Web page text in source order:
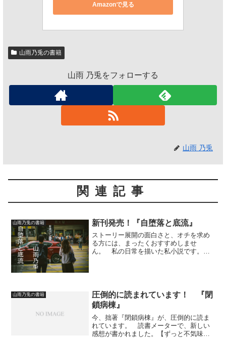
Amazonで見る
山雨乃兎の書籍
山雨 乃兎をフォローする
山雨 乃兎
関連記事
山雨乃兎の書籍 新刊発売！『自堕落と底流』
ストーリー展開の面白さと、オチを求め
る方には、まったくおすすめしませ
ん。 私の日常を描いた私小説です。
山雨乃兎の書籍
圧倒的に読まれています！ 『閉
鎖病棟』
今、拙著『閉鎖病棟』が、圧倒的に読ま
れています。 読書メーターで、新しい
感想が書かれました。【ずっと不気味。